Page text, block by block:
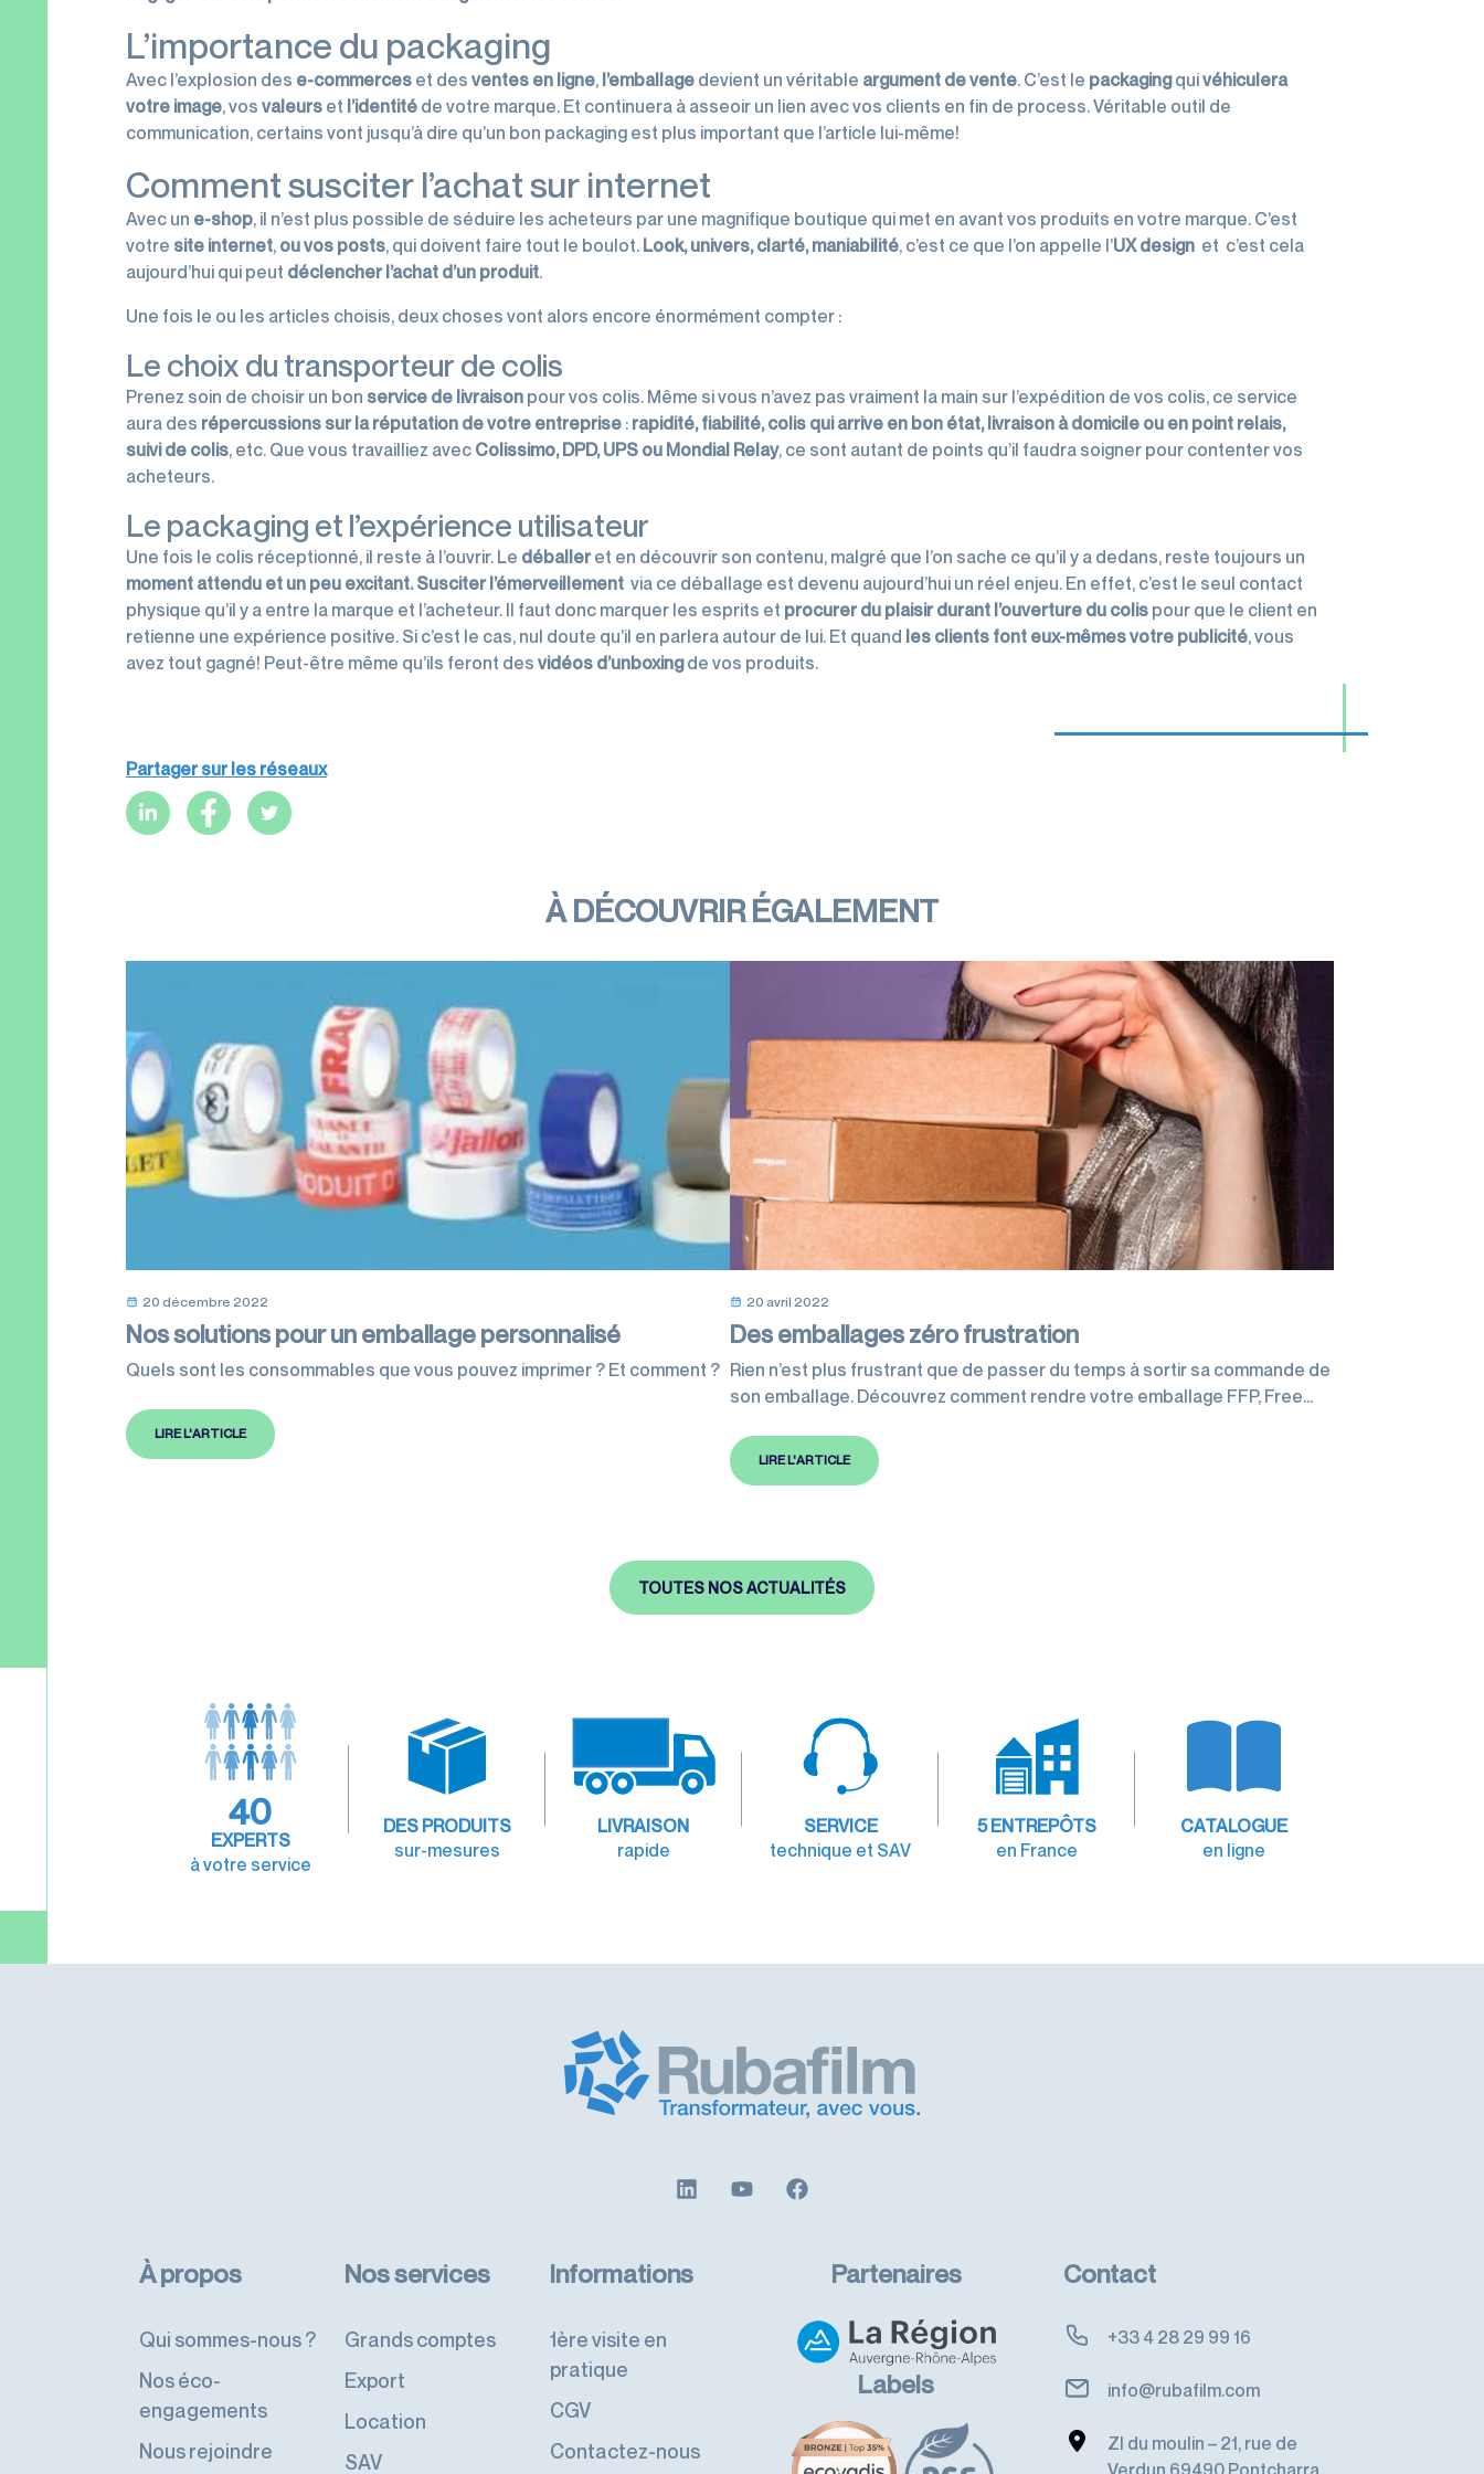
L’importance du packaging
Avec l’explosion des e-commerces et des ventes en ligne, l’emballage devient un véritable argument de vente. C’est le packagingquivéhiculera
votre image, vos valeurs et l’identité de votre marque. Et continuera à asseoir un lien avec vos clients en fin de process. Véritable outil de
communication, certains vont jusqu’à dire qu’un bon packaging est plus important que l’article lui-même!
Comment susciter l’achat sur internet
Avec un e-shop, il n’est plus possible de séduire les acheteurs par une magnifique boutique qui met en avant vos produits en votre marque. C’est
votre site internet, ou vos posts, qui doivent faire tout le boulot. Look, univers, clarté, maniabilité, c’est ce que l’on appelle l’UX design et c’est cela
aujourd’hui qui peut déclencher l’achat d’un produit.
Une fois le ou les articles choisis, deux choses vont alors encore énormément compter :
Le choix du transporteur de colis
Prenez soin de choisir un bon service de livraison pour vos colis. Même si vous n’avez pas vraiment la main sur l’expédition de vos colis, ce service
aura des répercussions sur la réputation de votre entreprise : rapidité, fiabilité, colis qui arrive en bon état, livraison à domicile ou en point relais,
suivi de colis, etc. Que vous travailliez avec Colissimo, DPD, UPS ou Mondial Relay, ce sont autant de points qu’il faudra soigner pour contenter vos
acheteurs.
Le packaging et l’expérience utilisateur
Une fois le colis réceptionné, il reste à l’ouvrir. Le déballeret en découvrir son contenu, malgré que l’on sache ce qu’il y a dedans, reste toujours un
moment attendu et un peu excitant. Susciter l’émerveillement via ce déballage est devenu aujourd’hui un réel enjeu. En effet, c’est le seul contact
physique qu’il y a entre la marque et l’acheteur. Il faut donc marquer les esprits et procurer du plaisir durant l’ouverture du colis pour que le client en
retienne une expérience positive. Si c’est le cas, nul doute qu’il en parlera autour de lui. Et quand les clients font eux-mêmes votre publicité, vous
avez tout gagné! Peut-être même qu’ils feront des vidéos d’unboxingde vos produits.
Partager sur les réseaux
À DÉCOUVRIR ÉGALEMENT
20 décembre 2022
Nos solutions pour un emballage personnalisé
Quels sont les consommables que vous pouvez imprimer ? Et comment ?
LIRE L'ARTICLE
20 avril 2022
Des emballages zéro frustration
Rien n’est plus frustrant que de passer du temps à sortir sa commande de
son emballage. Découvrez comment rendre votre emballage FFP, Free
LIRE L'ARTICLE
TOUTES NOS ACTUALITÉS
40
EXPERTS
à votre service
DES PRODUITS
sur-mesures
LIVRAISON
rapide
SERVICE
technique et SAV
5 ENTREPÔTS
en France
CATALOGUE
en ligne
À propos
Qui sommes-nous ?
Nos éco-
engagements
Nous rejoindre
Nos services
Grands comptes
Export
Location
SAV
Informations
1ère visite en
pratique
CGV
Contactez-nous
Partenaires
Labels
Contact
+33 4 28 29 99 16
info@rubafilm.com
ZI du moulin – 21, rue de